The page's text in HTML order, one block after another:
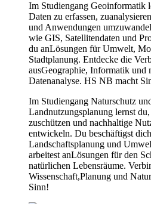
Im Studiengang Geoinformatik
Daten zu erfassen,
und Anwendungen
wie GIS, Satellitendaten und
du anLösungen für Umwelt,
Stadtplanung. Entdecke die
ausGeographie, Informatik und
Datenanalyse. HS NB macht
Im Studiengang Naturschutz
Landnutzungsplanung lernst
zuschützen und nachhaltige
entwickeln. Du beschäftigst
Landschaftsplanung und
arbeitest anLösungen für den
natürlichen Lebensräume.
Wissenschaft,Planung und
Sinn!